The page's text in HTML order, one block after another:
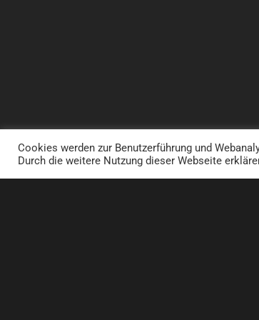
Cookies werden zur Benutzerführung und
Durch die weitere Nutzung dieser Webseite